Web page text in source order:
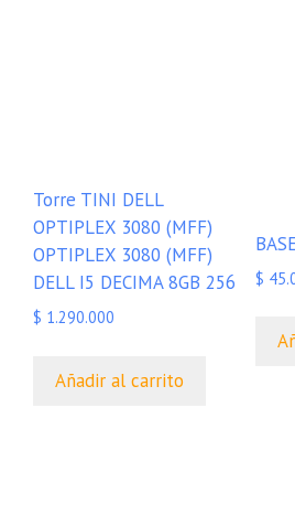
Torre TINI DELL
OPTIPLEX 3080 (MFF)
OPTIPLEX 3080 (MFF)
DELL I5 DECIMA 8GB 256
$ 1.290.000
Añadir al carrito
$